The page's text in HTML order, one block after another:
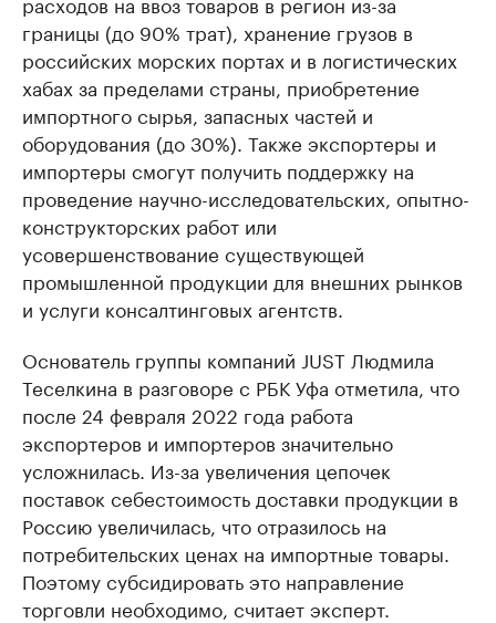
границы (до 90% трат), хранение грузов в
российских морских портах и в логистических
хабах за пределами страны, приобретение
импортного сырья, запасных частей и
оборудования (до 30%). Также экспортеры и
импортеры смогут получить поддержку на
проведение научно-исследовательских, опытно-
конструкторских работ или
усовершенствование существующей
промышленной продукции для внешних рынков
и услуги консалтинговых агентств.
Основатель группы компаний JUST Людмила
Теселкина в разговоре с РБК Уфа отметила, что
после 24 февраля 2022 года работа
экспортеров и импортеров значительно
усложнилась. Из-за увеличения цепочек
поставок себестоимость доставки продукции в
Россию увеличилась, что отразилось на
потребительских ценах на импортные товары.
Поэтому субсидировать это направление
торговли необходимо, считает эксперт.